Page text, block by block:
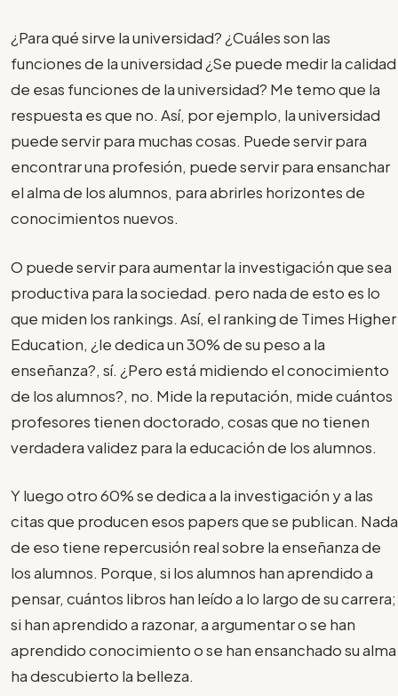
¿Para qué sirve la universidad? ¿Cuáles son las
funciones de la universidad ¿Se puede medir la calidad
de esas funciones de la universidad? Me temo que la
respuesta es que no. Así, por ejemplo, la universidad
puede servir para muchas cosas. Puede servir para
encontrar una profesión, puede servir para ensanchar
el alma de los alumnos, para abrirles horizontes de
conocimientos nuevos.
O puede servir para aumentar la investigación que sea
productiva para la sociedad. pero nada de esto es lo
que miden los rankings. Así, el ranking de Times Higher
Education, ¿le dedica un 30% de su peso a la
enseñanza?, sí. ¿Pero está midiendo el conocimiento
de los alumnos?, no. Mide la reputación, mide cuántos
profesores tienen doctorado, cosas que no tienen
verdadera validez para la educación de los alumnos.
Y luego otro 60% se dedica a la investigación y a las
citas que producen esos papers que se publican. Nada
de eso tiene repercusión real sobre la enseñanza de
los alumnos. Porque, si los alumnos han aprendido a
pensar, cuántos libros han leído a lo largo de su carrera;
si han aprendido a razonar, a argumentar o se han
aprendido conocimiento o se han ensanchado su alma
ha descubierto la belleza.